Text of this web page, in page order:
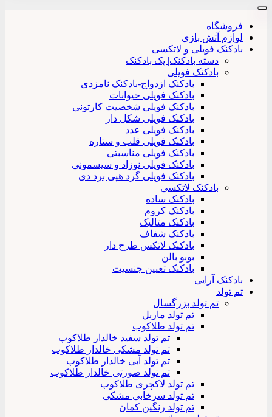
فروشگاه
لوازم آتش بازی
بادکنک فویلی و لاتکسی
دسته بادکنک| پک بادکنک
بادکنک فویلی
بادکنک ازدواج-بادکنک نامزدی
بادکنک فویلی حیوانات
بادکنک فویلی شخصیت کارتونی
بادکنک فویلی شکل دار
بادکنک فویلی عدد
بادکنک فویلی قلب و ستاره
بادکنک فویلی مناسبتی
بادکنک فویلی نوزاد و سیسمونی
بادکنک فویلی گرد هپی برد دی
بادکنک لاتکسی
بادکنک ساده
بادکنک کروم
بادکنک متالیک
بادکنک شفاف
بادکنک لاتکس طرح دار
بوبو بالن
بادکنک تعیین جنسیت
بادکنک آرایی
تم تولد
تم تولد بزرگسال
تم تولد ماربل
تم تولد طلاکوب
تم تولد سفید خالدار طلاکوب
تم تولد مشکی خالدار طلاکوب
تم تولد آبی خالدار طلاکوب
تم تولد صورتی خالدار طلاکوب
تم تولد لاکچری طلاکوب
تم تولد سرخابی مشکی
تم تولد رنگین کمان